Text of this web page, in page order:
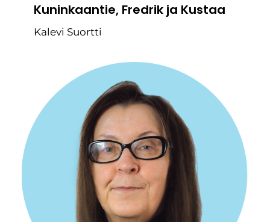
Kuninkaantie, Fredrik ja Kustaa
Kalevi Suortti